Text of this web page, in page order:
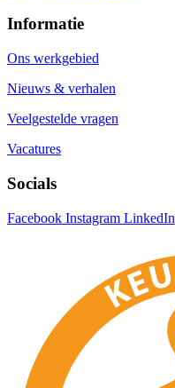
Informatie
Ons werkgebied
Nieuws & verhalen
Veelgestelde vragen
Vacatures
Socials
Facebook Instagram LinkedIn